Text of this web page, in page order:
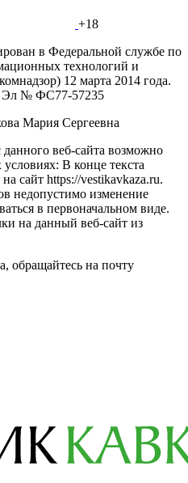
+18
в Федеральной службе по
технологий и
12 марта 2014 года.
Эл № ФС77-57235
Мария Сергеевна
веб-сайта возможно
В конце текста
сайт https://vestikavkaza.ru.
недопустимо изменение
в первоначальном виде.
на данный веб-сайт из
обращайтесь на почту